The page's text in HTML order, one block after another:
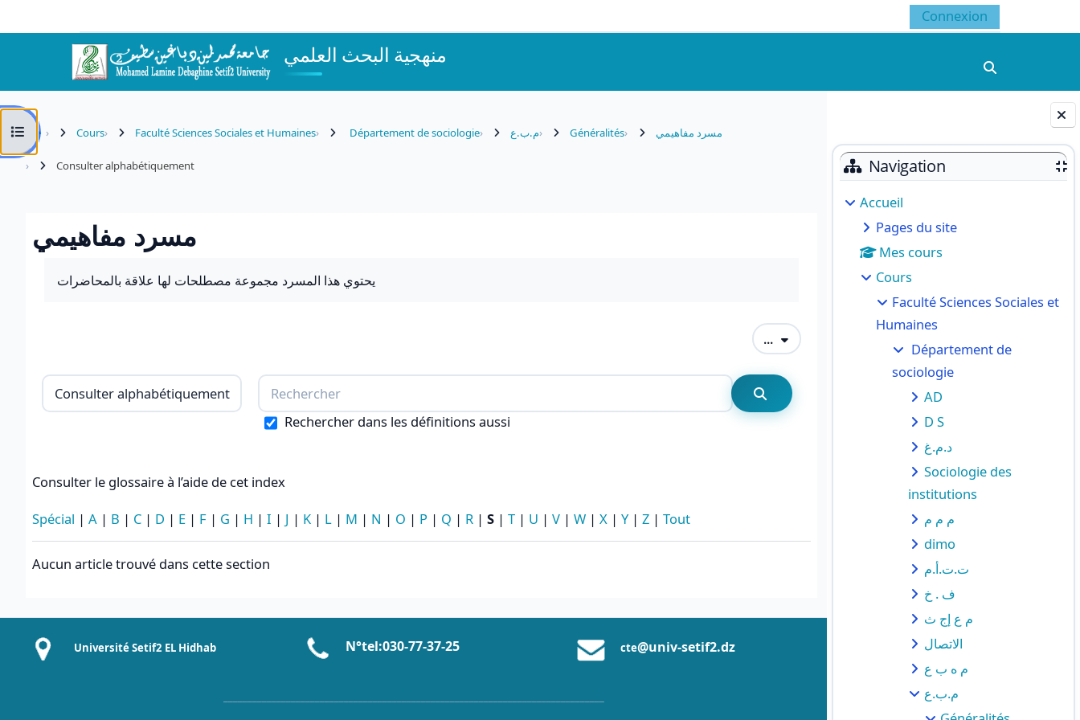
BlocsNavigation
Accueil
Pages du site
Mes cours
Cours
Faculté Sciences Sociales et
Humaines
Département de
sociologie
AD
D S
د.م.غ
Sociologie des
institutions
م م م
dimo
ت.ت.أ.م
ف . خ
م ع إج ث
الاتصال
م ه ب ع
م.ب.ع
Connexion
منهجية البحث العلمي
Ouvrir l’index du cours
Cours Faculté Sciences Sociales et Humaines Département de sociologie م.ب.ع Généralités مسرد مفاهيمي
Consulter alphabétiquement
مسرد مفاهيمي
يحتوي هذا المسرد مجموعة مصطلحات لها علاقة بالمحاضرات
... Exporter des articles
Consulter le glossaire à l’aide de cet index
Rechercher
Rechercher
Rechercher dans les définitions aussi
Consulter le glossaire à l’aide de cet index
Spécial | A | B | C | D | E | F | G | H | I | J | K | L | M | N | O | P | Q | R | S | T | U | V | W | X | Y| Z | Tout
Aucun article trouvé dans cette section
Université Setif2 EL Hidhab N°tel:030-77-37-25 cte@univ-setif2.dz